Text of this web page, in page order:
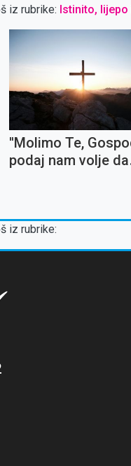
iz rubrike: Istinito, lijepo
''Molimo Te,
podaj nam volje da
iz rubrike: